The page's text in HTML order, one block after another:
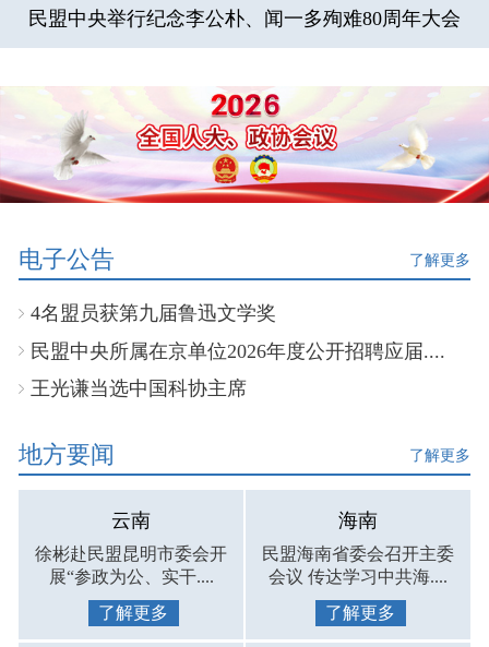
民盟中央举行纪念李公朴、闻一多殉难80周年大会
电子公告 了解更多
4名盟员获第九届鲁迅文学奖
民盟中央所属在京单位2026年度公开招聘应届....
王光谦当选中国科协主席
地方要闻 了解更多
云南
徐彬赴民盟昆明市委会开
展“参政为公、实干....
了解更多
海南
民盟海南省委会召开主委
会议 传达学习中共海....
了解更多